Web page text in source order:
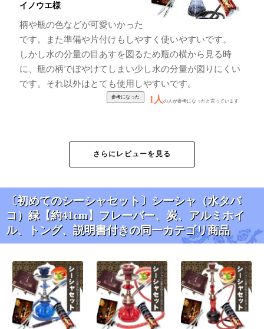
イノウエ様
柄や瓶の色などが可愛いかった
です。また準備や片付けもしやすく使いやすいです。
しかし水の分量の目あすを図るため瓶の横から見る時
に、瓶の柄でぼやけてしまい少し水の分量が図りにくい
です。それ以外はとても使用しやすいです。
1人の人が参考になったと言っています
〔初めてのシーシャ
セット〕シーシャ
（水タバコ）緑【約
ー、炭、アルミホイ
ル、トング、説明書
付き
★★★★★
匿名希望
分かと思いました
シーシャの説明書もわかりやすかったですが
その本体に合わせた説明書もあってもいいのかなと思い
さらにレビューを見る
〔初めてのシーシャセット〕シーシャ（水タバ
コ）緑【約41cm】フレーバー、炭、アルミホイ
ル、トング、説明書付きの同一カテゴリ商品